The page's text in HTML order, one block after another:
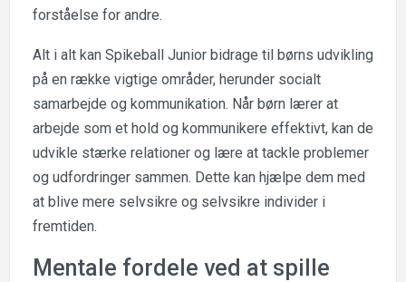
forståelse for andre.
Alt i alt kan Spikeball Junior bidrage til børns udvikling
på en række vigtige områder, herunder socialt
samarbejde og kommunikation. Når børn lærer at
arbejde som et hold og kommunikere effektivt, kan de
udvikle stærke relationer og lære at tackle problemer
og udfordringer sammen. Dette kan hjælpe dem med
at blive mere selvsikre og selvsikre individer i
fremtiden.
Mentale fordele ved at spille